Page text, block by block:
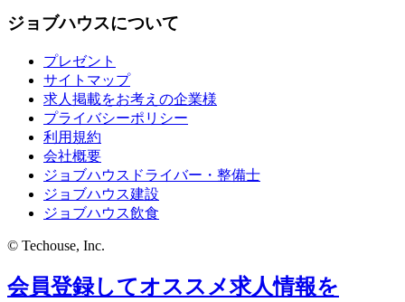
ジョブハウスについて
プレゼント
サイトマップ
求人掲載をお考えの企業様
プライバシーポリシー
利用規約
会社概要
ジョブハウスドライバー・整備士
ジョブハウス建設
ジョブハウス飲食
© Techouse, Inc.
会員登録してオススメ求人情報を